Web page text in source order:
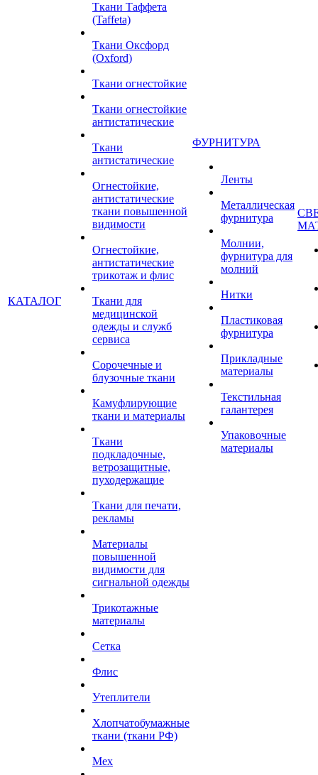
КАТАЛОГ
Ткани Таффета
(Taffeta)
Ткани Оксфорд
(Oxford)
Ткани огнестойкие
Ткани огнестойкие
антистатические
Ткани
антистатические
Огнестойкие,
антистатические
ткани повышенной
видимости
Огнестойкие,
антистатические
трикотаж и флис
Ткани для
медицинской
одежды и служб
сервиса
Сорочечные и
блузочные ткани
Камуфлирующие
ткани и материалы
Ткани
подкладочные,
ветрозащитные,
пуходержащие
Ткани для печати,
рекламы
Материалы
повышенной
видимости для
сигнальной одежды
Трикотажные
материалы
Сетка
Флис
Утеплители
Хлопчатобумажные
ткани (ткани РФ)
Мех
ФУРНИТУРА
Ленты
Металлическая
фурнитура
Молнии,
фурнитура для
молний
Нитки
Пластиковая
фурнитура
Прикладные
материалы
Текстильная
галантерея
Упаковочные
материалы